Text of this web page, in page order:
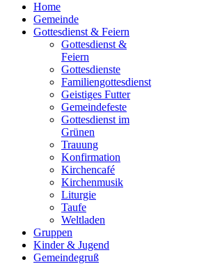
Home
Gemeinde
Gottesdienst & Feiern
Gottesdienst &
Feiern
Gottesdienste
Familiengottesdienst
Geistiges Futter
Gemeindefeste
Gottesdienst im
Grünen
Trauung
Konfirmation
Kirchencafé
Kirchenmusik
Liturgie
Taufe
Weltladen
Gruppen
Kinder & Jugend
Gemeindegruß